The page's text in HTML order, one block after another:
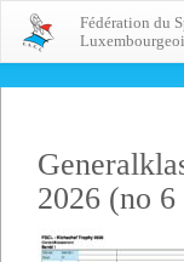
Fédération du
2026 (no